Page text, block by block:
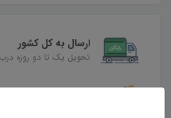
ارسال به کل کشور
تحویل یک تا دو روزه